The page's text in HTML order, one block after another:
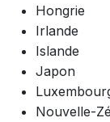
Hongrie
Irlande
Islande
Japon
Nouvelle-